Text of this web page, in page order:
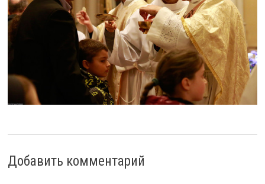
Добавить комментарий